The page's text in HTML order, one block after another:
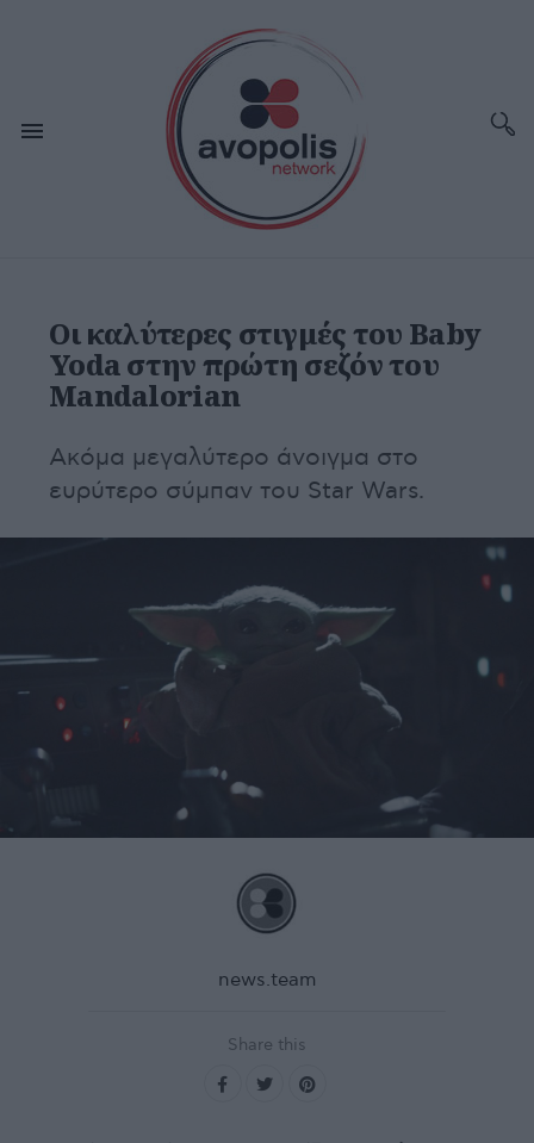
Οι καλύτερες στιγμές του Baby
Yoda στην πρώτη σεζόν του
Mandalorian
Aκόμα μεγαλύτερο άνοιγμα στο
ευρύτερο σύμπαν του Star Wars.
news.team
Share this